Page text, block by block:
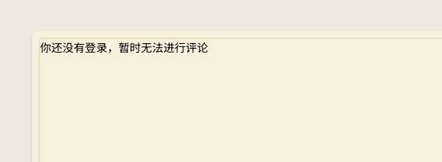
你还没有登录，暂时无法进行评论